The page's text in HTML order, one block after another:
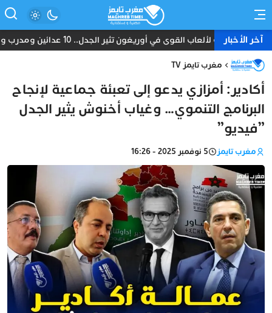
آخر الأخبار
المغرب لألعاب القوى في أوريغون تثير الجدل.. 10 عدائين ومدرب واحد دون طبيب أو إداري
مغرب تايمز TV
أكادير: أمزازي يدعو إلى تعبئة جماعية لإنجاح
البرنامج التنموي… وغياب أخنوش يثير الجدل
”فيديو”
مغرب تايمز 5 نوفمبر 2025 - 16:26